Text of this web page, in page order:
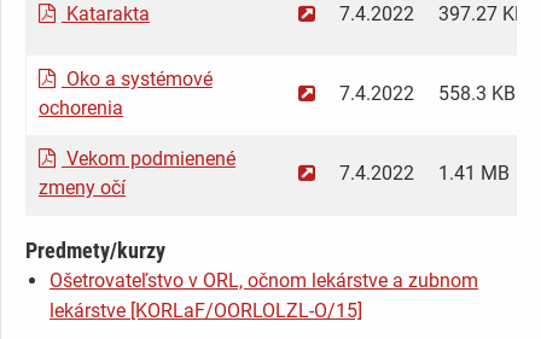
Katarakta 7.4.2022 397.27 KB
Oko a systémové
ochorenia
7.4.2022 558.3 KB
Vekom podmienené
zmeny očí
7.4.2022 1.41 MB
Predmety/kurzy
Ošetrovateľstvo v ORL, očnom lekárstve a zubnom
lekárstve [KORLaF/OORLOLZL-O/15]